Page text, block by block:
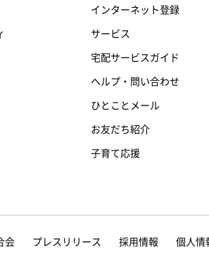
インターネット登録
サービス
宅配サービスガイド
ヘルプ・問い合わせ
ひとことメール
お友だち紹介
子育て応援
会 プレスリリース 採用情報 個人情